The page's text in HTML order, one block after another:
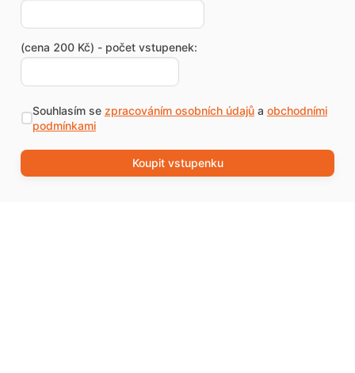
(cena 200 Kč) - počet vstupenek:
Souhlasím se zpracováním osobních údajůa obchodními
podmínkami
Koupit vstupenku